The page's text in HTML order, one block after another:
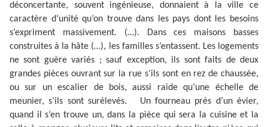
déconcertante, souvent ingénieuse, donnaient à la ville ce
caractère d’unité qu’on trouve dans les pays dont les besoins
s’expriment massivement. (…). Dans ces maisons basses
construites à la hâte (…), les familles s’entassent. Les logements
ne sont guère variés ; sauf exception, ils sont faits de deux
grandes pièces ouvrant sur la rue s’ils sont en rez de chaussée,
ou sur un escalier de bois, aussi raide qu’une échelle de
meunier, s’ils sont surélevés. Un fourneau près d’un évier,
quand il s’en trouve un, dans la pièce qui sera la cuisine et la